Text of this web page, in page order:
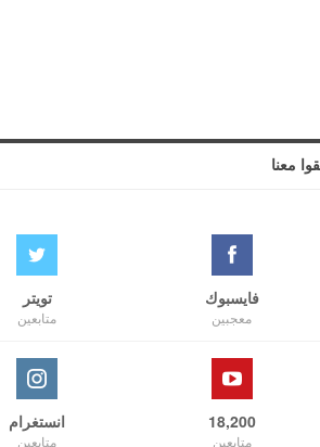
معنا
فايسبوك
معجبين
تويتر
متابعين
18,200
متابعين
انستغرام
متابعين